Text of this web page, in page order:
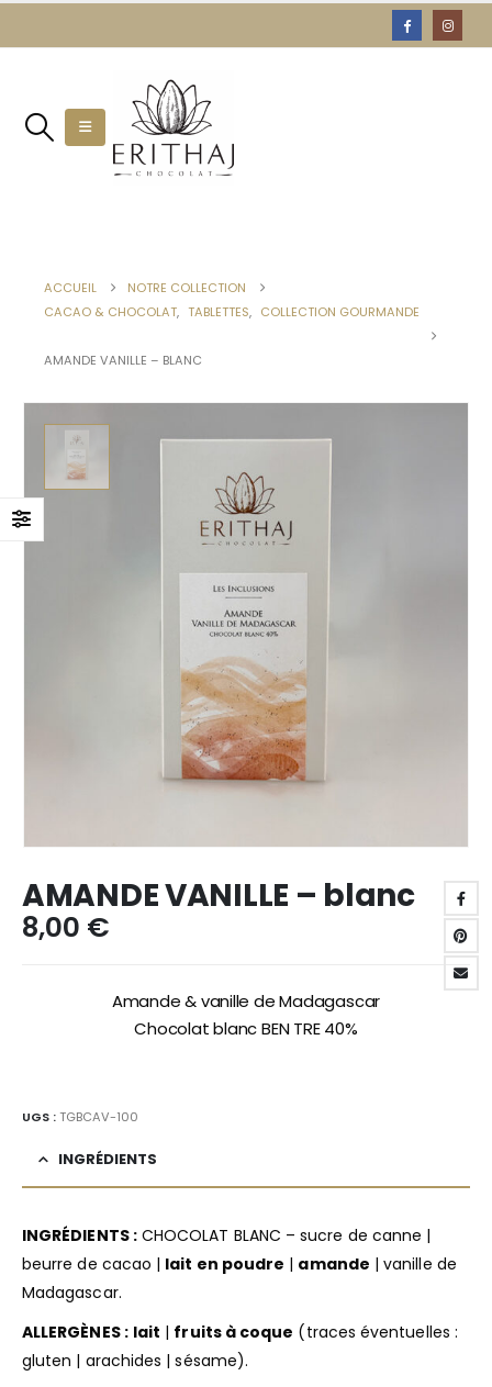
ACCUEIL
NOTRE COLLECTION
CACAO & CHOCOLAT, TABLETTES, COLLECTION GOURMANDE
AMANDE VANILLE – BLANC
AMANDE VANILLE – blanc
8,00 €
Amande & vanille de Madagascar
Chocolat blanc BEN TRE 40%
UGS :TGBCAV-100
INGRÉDIENTS
INGRÉDIENTS :CHOCOLAT BLANC – sucre de canne |
beurre de cacao | lait en poudre | amande | vanille de
Madagascar.
ALLERGÈNES : lait | fruits à coque (traces éventuelles :
gluten | arachides | sésame).